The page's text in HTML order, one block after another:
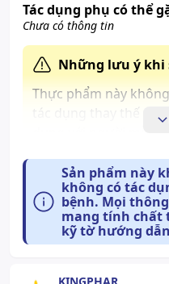
Tác dụng phụ có thể
Chưa có thông tin
Những lưu ý khi
Thực phẩm này
tác dụng thay thế
Cần tham cấn ý kiến
thành phần sản
Cách bảo quản:
Sản phẩm này
không có tác
bệnh. Mọi
mang tính chất
kỹ tờ hướng